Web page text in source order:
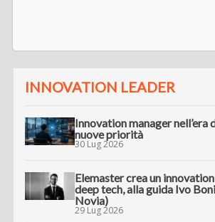
INNOVATION LEADER
Innovation manager nell’era
nuove priorità
30 Lug 2026
Elemaster crea un
deep tech, alla guida Ivo
Novia)
29 Lug 2026